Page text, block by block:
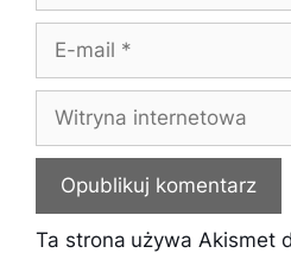
mail
internetowa
Ta strona używa Akismet